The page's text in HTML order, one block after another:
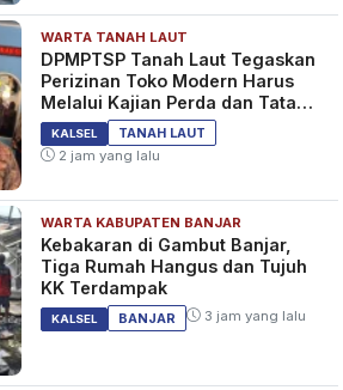
WARTA TANAH LAUT
DPMPTSP Tanah Laut Tegaskan
Perizinan Toko Modern Harus
Melalui Kajian Perda dan Tata
Ruang
KALSEL
TANAH LAUT
2 jam yang lalu
WARTA KABUPATEN BANJAR
Kebakaran di Gambut Banjar,
Tiga Rumah Hangus dan Tujuh
KK Terdampak
KALSEL BANJAR 3 jam yang lalu